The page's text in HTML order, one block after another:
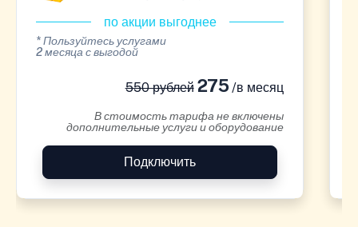
по акции выгоднее
* Пользуйтесь услугами
2 месяца с выгодой
550 рублей275 /в месяц
В стоимость тарифа не включены
дополнительные услуги и оборудование
Подключить